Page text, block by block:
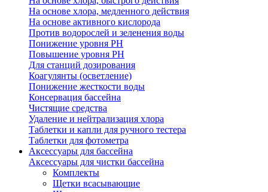
На основе хлора, медленного действия
На основе активного кислорода
Против водорослей и зеленения воды
Понижение уровня РН
Повышение уровня РН
Для станций дозирования
Коагулянты (осветление)
Понижение жесткости воды
Консервация бассейна
Чистящие средства
Удаление и нейтрализация хлора
Таблетки и капли для ручного тестера
Таблетки для фотометра
Аксессуары для бассейна
Аксессуары для чистки бассейна
Комплекты
Щетки всасывающие